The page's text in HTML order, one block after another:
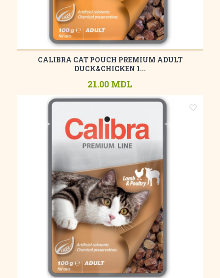
CALIBRA CAT POUCH PREMIUM ADULT
DUCK&CHICKEN 1...
21.00 MDL